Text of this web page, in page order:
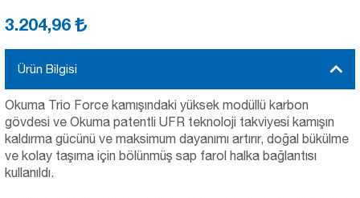
3.204,96
Ürün Bilgisi
Okuma Trio Force kamışındaki yüksek modüllü karbon
gövdesi ve Okuma patentli UFR teknoloji takviyesi kamışın
kaldırma gücünü ve maksimum dayanımı artırır, doğal bükülme
ve kolay taşıma için bölünmüş sap farol halka bağlantısı
kullanıldı.